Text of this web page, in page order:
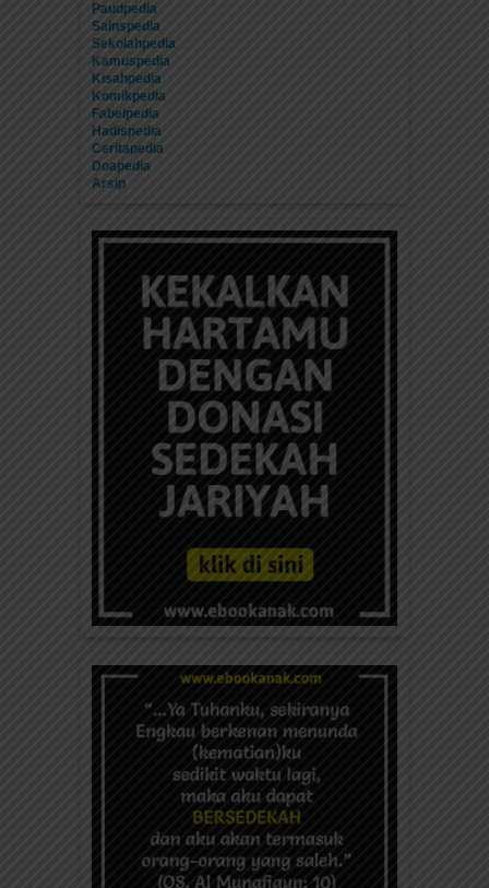
Paudpedia
Sainspedia
Sekolahpedia
Kamuspedia
Kisahpedia
Komikpedia
Fabelpedia
Hadispedia
Ceritapedia
Doapedia
Arsip